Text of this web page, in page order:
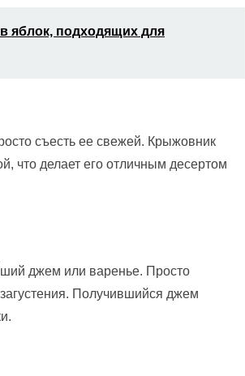
яблок, подходящих для
съесть ее свежей. Крыжовник
что делает его отличным десертом
джем или варенье. Просто
Получившийся джем